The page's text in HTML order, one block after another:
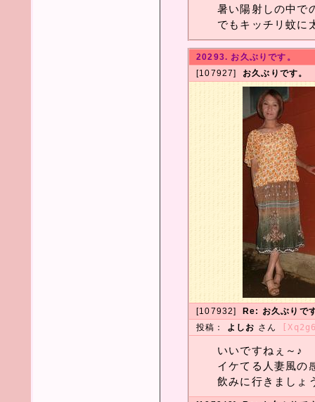
暑い陽射しの中で
でもキッチリ蚊に
20293. お久ぶりです。
[107927] お久ぶりです。
[107932]
Re: お久ぶりで
投稿： よしお さん
いいですねぇ～♪
イケてる人妻風の
飲みに行きましょ